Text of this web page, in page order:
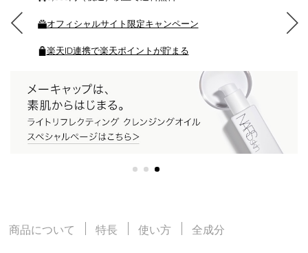
オフィシャルサイト限定キャンペーン
楽天ID連携で楽天ポイントが貯まる
商品について 特長 使い方 全成分